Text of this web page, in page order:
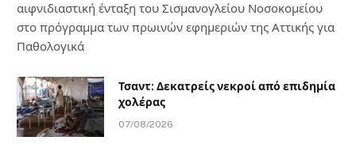
αιφνιδιαστική ένταξη του Σισμανογλείου Νοσοκομείου
στο πρόγραμμα των πρωινών εφημεριών της Αττικής για
Παθολογικά
Τσαντ: Δεκατρείς νεκροί από επιδημία
χολέρας
07/08/2026